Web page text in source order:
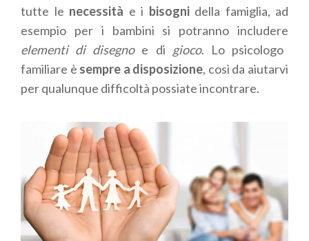
tutte le necessità e i bisogni della famiglia, ad
esempio per i bambini si potranno includere
elementi di disegnoe di gioco. Lo psicologo
familiare è sempre a disposizione, così da aiutarvi
per qualunque difficoltà possiate incontrare.